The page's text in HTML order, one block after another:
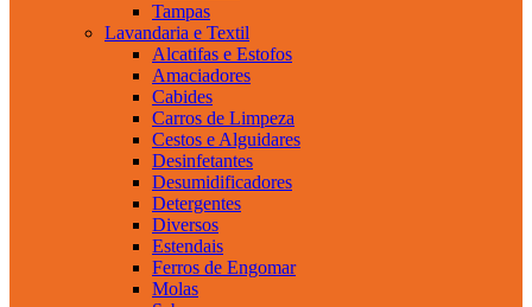
Tampas
Lavandaria e Textil
Alcatifas e Estofos
Amaciadores
Cabides
Carros de Limpeza
Cestos e Alguidares
Desinfetantes
Desumidificadores
Detergentes
Diversos
Estendais
Ferros de Engomar
Molas